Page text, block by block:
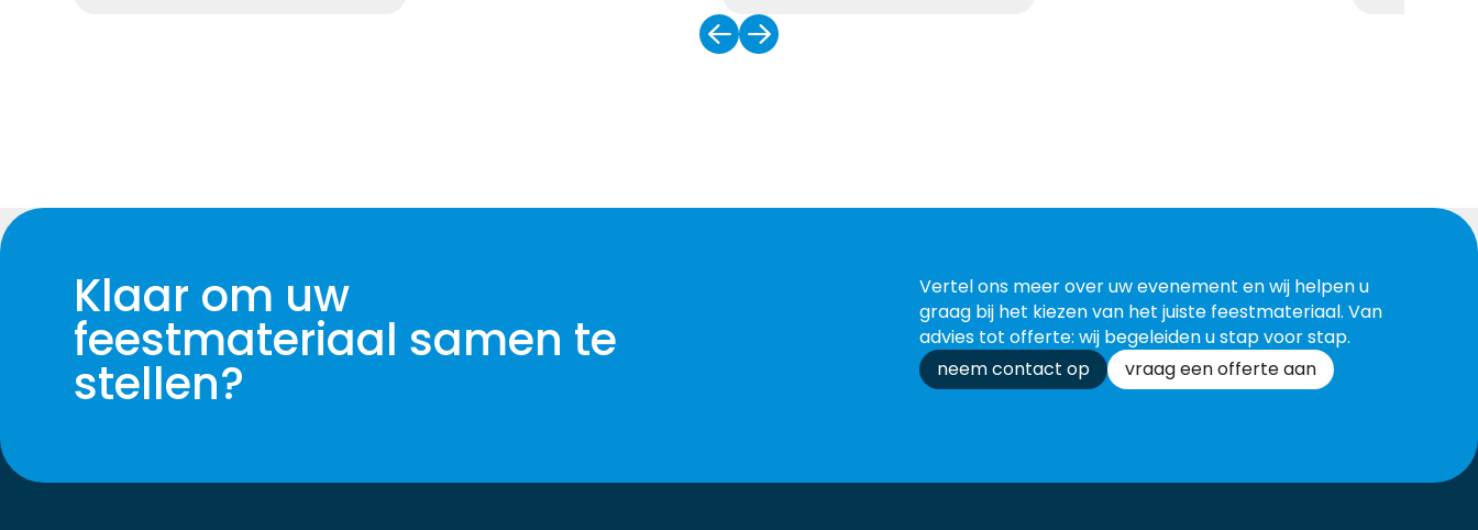
Klaar om uw
feestmateriaal samen te
stellen?
Vertel ons meer over uw evenement en wij helpen u
graag bij het kiezen van het juiste feestmateriaal. Van
advies tot offerte: wij begeleiden u stap voor stap.
neem contact op
vraag een offerte aan